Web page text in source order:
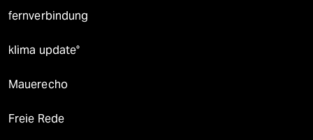
fernverbindung
klima update°
Mauerecho
Freie Rede